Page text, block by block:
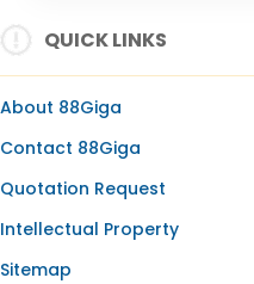
SLOT GACOR
SLOT GACOR HARI INI
SLOT OLYMPUS
BANDAR SLOT
SLOT RESMI
SLOT88
QUICK LINKS
About 88Giga
Contact 88Giga
Quotation Request
Intellectual Property
Sitemap